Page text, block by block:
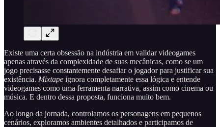
Existe uma certa obsessão na indústria em validar videogames
apenas através da complexidade de suas mecânicas, como se um
jogo precisasse constantemente desafiar o jogador para justificar sua
existência. Mixtape ignora completamente essa lógica e entende
videogames como uma ferramenta narrativa, assim como cinema ou
música. E dentro dessa proposta, funciona muito bem.
Ao longo da jornada, controlamos os personagens em pequenos
cenários, exploramos ambientes detalhados e participamos de